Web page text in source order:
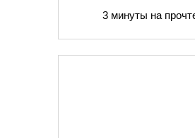
3 минуты на